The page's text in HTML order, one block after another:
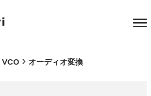
VCO オーディオ変換